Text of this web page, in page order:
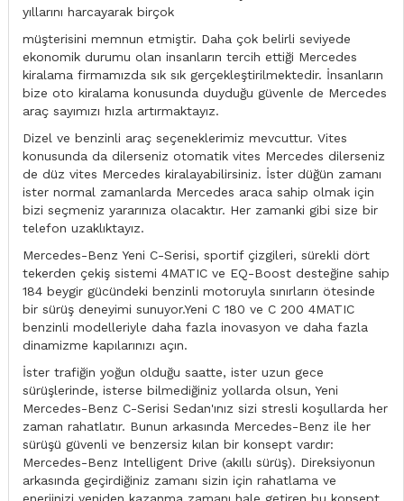
yıllarını harcayarak birçok
müşterisini memnun etmiştir. Daha çok belirli seviyede
ekonomik durumu olan insanların tercih ettiği Mercedes
kiralama firmamızda sık sık gerçekleştirilmektedir. İnsanların
bize oto kiralama konusunda duyduğu güvenle de Mercedes
araç sayımızı hızla artırmaktayız.
Dizel ve benzinli araç seçeneklerimiz mevcuttur. Vites
konusunda da dilerseniz otomatik vites Mercedes dilerseniz
de düz vites Mercedes kiralayabilirsiniz. İster düğün zamanı
ister normal zamanlarda Mercedes araca sahip olmak için
bizi seçmeniz yararınıza olacaktır. Her zamanki gibi size bir
telefon uzaklıktayız.
Mercedes-Benz Yeni C-Serisi, sportif çizgileri, sürekli dört
tekerden çekiş sistemi 4MATIC ve EQ-Boost desteğine sahip
184 beygir gücündeki benzinli motoruyla sınırların ötesinde
bir sürüş deneyimi sunuyor.Yeni C 180 ve C 200 4MATIC
benzinli modelleriyle daha fazla inovasyon ve daha fazla
dinamizme kapılarınızı açın.
İster trafiğin yoğun olduğu saatte, ister uzun gece
sürüşlerinde, isterse bilmediğiniz yollarda olsun, Yeni
Mercedes-Benz C-Serisi Sedan'ınız sizi stresli koşullarda her
zaman rahatlatır. Bunun arkasında Mercedes-Benz ile her
sürüşü güvenli ve benzersiz kılan bir konsept vardır:
Mercedes-Benz Intelligent Drive (akıllı sürüş). Direksiyonun
arkasında geçirdiğiniz zamanı sizin için rahatlama ve